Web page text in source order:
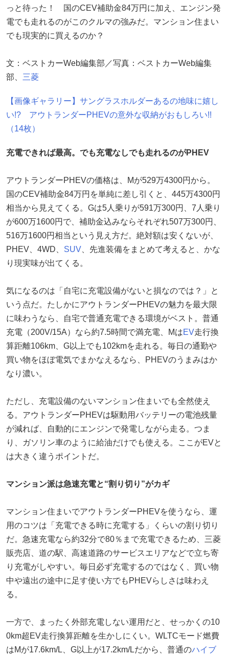
っと待った！ 国のCEV補助金84万円に加え、エンジン発
電でも走れるのがこのクルマの強みだ。マンション住まい
でも現実的に買えるのか？
文：ベストカーWeb編集部／写真：ベストカーWeb編集
部、 三菱
【画像ギャラリー】サングラスホルダーあるの地味に嬉し
い!? アウトランダーPHEVの意外な収納がおもしろい!!
（14枚）
充電できれば最高。でも充電なしでも走れるのがPHEV
アウトランダーPHEVの価格は、Mが529万4300円から。
国のCEV補助金84万円を単純に差し引くと、445万4300円
相当から見えてくる。Gは5人乗りが591万300円、7人乗り
が600万1600円で、補助金込みならそれぞれ507万300円、
516万1600円相当という見え方だ。絶対額は安くないが、
PHEV、4WD、 SUV 、先進装備をまとめて考えると、かな
り現実味が出てくる。
気になるのは「自宅に充電設備がないと損なのでは？」と
いう点だ。たしかにアウトランダーPHEVの魅力を最大限
に味わうなら、自宅で普通充電できる環境がベスト。普通
充電（200V/15A）なら約7.5時間で満充電、MはEV走行換
算距離106km、G以上でも102kmを走れる。毎日の通勤や
買い物をほぼ電気でまかなえるなら、PHEVのうまみはか
なり濃い。
ただし、充電設備のないマンション住まいでも全然使え
る。アウトランダーPHEVは駆動用バッテリーの電池残量
が減れば、自動的にエンジンで発電しながら走る。つま
り、ガソリン車のように給油だけでも使える。ここがEVと
は大きく違うポイントだ。
マンション派は急速充電と“割り切り”がカギ
マンション住まいでアウトランダーPHEVを使うなら、運
用のコツは「充電できる時に充電する」くらいの割り切り
だ。急速充電なら約32分で80％まで充電できるため、三菱
販売店、道の駅、高速道路のサービスエリアなどで立ち寄
り充電がしやすい。毎日必ず充電するのではなく、買い物
中や遠出の途中に足す使い方でもPHEVらしさは味わえ
る。
一方で、まったく外部充電しない運用だと、せっかくの10
0km超EV走行換算距離を生かしにくい。WLTCモード燃費
はMが17.6km/L、G以上が17.2km/Lだから、普通のハイブ